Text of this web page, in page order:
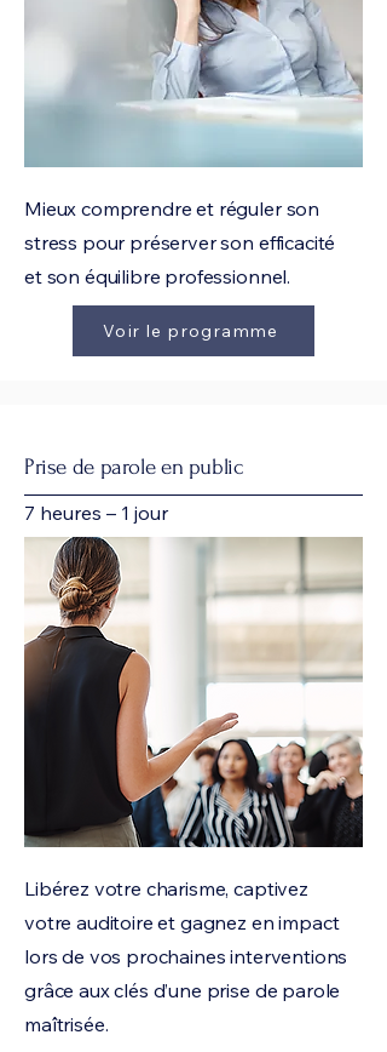
Mieux comprendre et réguler son
stress pour préserver son efficacité
et son équilibre professionnel.
Voir le programme
Prise de parole en public
7 heures – 1 jour
Libérez votre charisme, captivez
votre auditoire et gagnez en impact
lors de vos prochaines interventions
grâce aux clés d’une prise de parole
maîtrisée.